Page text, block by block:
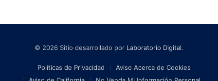
© 2026 Sitio desarrollado por Laboratorio Digital.
Políticas de Privacidad
Aviso Acerca de Cookies